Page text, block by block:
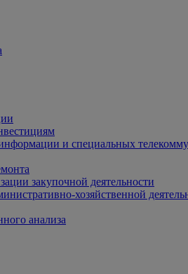
и специальных
закупочной деятельности
хозяйственной
анализа